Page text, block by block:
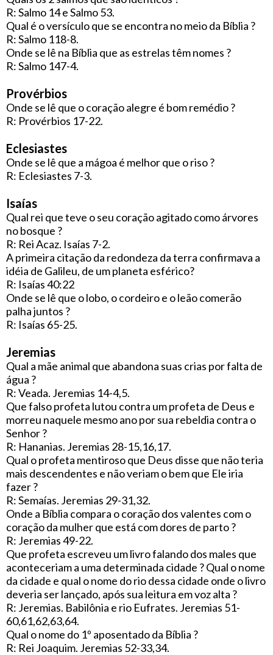
R: Salmo 14 e Salmo 53.
Qual é o versículo que se encontra no meio da Bíblia ?
R: Salmo 118-8.
Onde se lê na Bíblia que as estrelas têm nomes ?
R: Salmo 147-4.
Provérbios
Onde se lê que o coração alegre é bom remédio ?
R: Provérbios 17-22.
Eclesiastes
Onde se lê que a mágoa é melhor que o riso ?
R: Eclesiastes 7-3.
Isaías
Qual rei que teve o seu coração agitado como árvores
no bosque ?
R: Rei Acaz. Isaías 7-2.
A primeira citação da redondeza da terra confirmava a
idéia de Galileu, de um planeta esférico?
R: Isaías 40:22
Onde se lê que o lobo, o cordeiro e o leão comerão
palha juntos ?
R: Isaías 65-25.
Jeremias
Qual a mãe animal que abandona suas crias por falta de
água ?
R: Veada. Jeremias 14-4,5.
Que falso profeta lutou contra um profeta de Deus e
morreu naquele mesmo ano por sua rebeldia contra o
Senhor ?
R: Hananias. Jeremias 28-15,16,17.
Qual o profeta mentiroso que Deus disse que não teria
mais descendentes e não veriam o bem que Ele iria
fazer ?
R: Semaías. Jeremias 29-31,32.
Onde a Bíblia compara o coração dos valentes com o
coração da mulher que está com dores de parto ?
R: Jeremias 49-22.
Que profeta escreveu um livro falando dos males que
aconteceriam a uma determinada cidade ? Qual o nome
da cidade e qual o nome do rio dessa cidade onde o livro
deveria ser lançado, após sua leitura em voz alta ?
R: Jeremias. Babilônia e rio Eufrates. Jeremias 51-
60,61,62,63,64.
Qual o nome do 1º aposentado da Bíblia ?
R: Rei Joaquim. Jeremias 52-33,34.